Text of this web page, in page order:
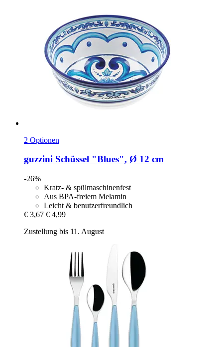
2 Optionen
guzzini Schüssel "Blues", Ø 12 cm
-26%
Kratz- & spülmaschinenfest
Aus BPA-freiem Melamin
Leicht & benutzerfreundlich
€ 3,67 € 4,99
Zustellung bis 11. August